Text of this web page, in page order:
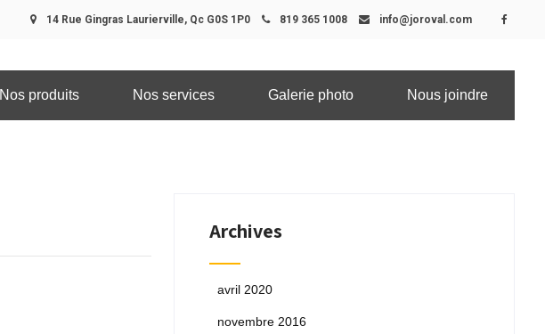
14 Rue Gingras Laurierville, Qc G0S 1P0 819 365 1008 info@joroval.com
Nos produits Nos services Galerie photo Nous joindre
Archives
avril 2020
novembre 2016